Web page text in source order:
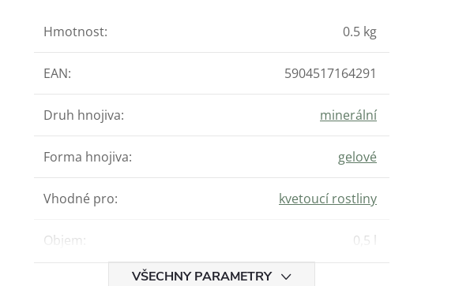
Hmotnost: 0.5 kg
EAN: 5904517164291
Druh hnojiva: minerální
Forma hnojiva: gelové
Vhodné pro: kvetoucí rostliny
Objem: 0,5 l
VŠECHNY PARAMETRY